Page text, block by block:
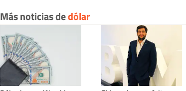
Más noticias dedólar